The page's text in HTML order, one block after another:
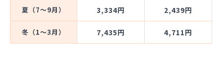
夏（7～9月） 3,334円 2,439円
冬（1～3月） 7,435円 4,711円